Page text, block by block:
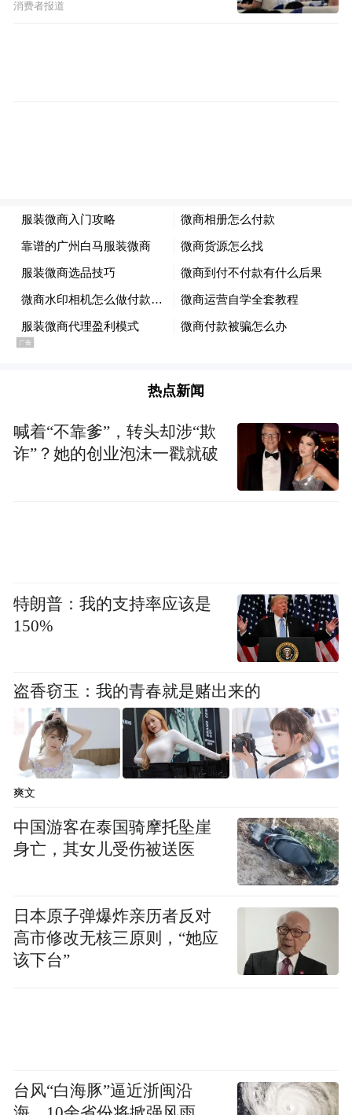
表”，黄昏在如意桥邂逅粉紫色晚霞，沉浸式
力远不止于此。这座城市既沉淀着华夏文明
与丝路文化的深厚底蕴，也流淌着塔影河声
的雅致、丝路古道的沧桑，更氤氲着黄台酒
的醇香与特色美食的烟火气。
陈昳莎顺势在现场发出诚挚邀约：“劝君多喝
走进兰州，在水墨丹霞聆听风与岩的低语，
在丝路古道追寻历史的足迹，尽情感受“河西
幕中多故人”的豪迈与“积水连山胜画中”的惬
过去一年中在文旅品牌建设、产业融合与创
新发展方面涌现出的标杆案例。活动汇聚了
来自全国各地的行业领袖、专家学者与地方
政府代表，通过主题演讲、案例分享等形
式，共同探讨中国文旅产业高质量发展的新
路径与新未来，以前瞻视野引领城市品牌、
文化价值与旅游体验的创新发展。
甘肃，是一部镌刻在中国大地上的立体史
书，拥有星罗棋布的国宝级历史遗迹和雄浑
壮美的自然奇观。从历史维度看，甘肃是华
夏文明的重要发祥地，始祖文化、黄河文
化、农耕文化、彩陶文化、丝路文化等交相
省会城市—兰州，有什么？有塔影河声的艳
消费者报道
热点新闻
喊着“不靠爹”，转头却涉“欺
诈”？她的创业泡沫一戳就破
特朗普：我的支持率应该是
150%
盗香窃玉：我的青春就是赌出来的
爽文
中国游客在泰国骑摩托坠崖
身亡，其女儿受伤被送医
日本原子弹爆炸亲历者反对
高市修改无核三原则，“她应
该下台”
台风“白海豚”逼近浙闽沿